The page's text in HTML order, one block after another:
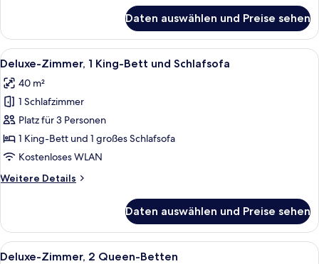
Suite,
Schlafzimmer
Daten auswählen und Preise sehen
Alle
Fotos
für
Deluxe-
Zimmer,
1 King-
Bett
Schlafsofa
Ein modernes Hotelzimmer mit
7
Deluxe-Zimmer, 1 King-Bett und Schlafsofa
40 m²
1 Schlafzimmer
Platz für 3 Personen
1 King-Bett und 1 großes Schlafsofa
Kostenloses WLAN
Weitere Details
Weitere
Zimmer,
1 King-
Bett
Daten auswählen und Preise sehen
Alle
Ein modernes Hotelzimmer mit zwei
7
Deluxe-Zimmer, 2 Queen-Betten